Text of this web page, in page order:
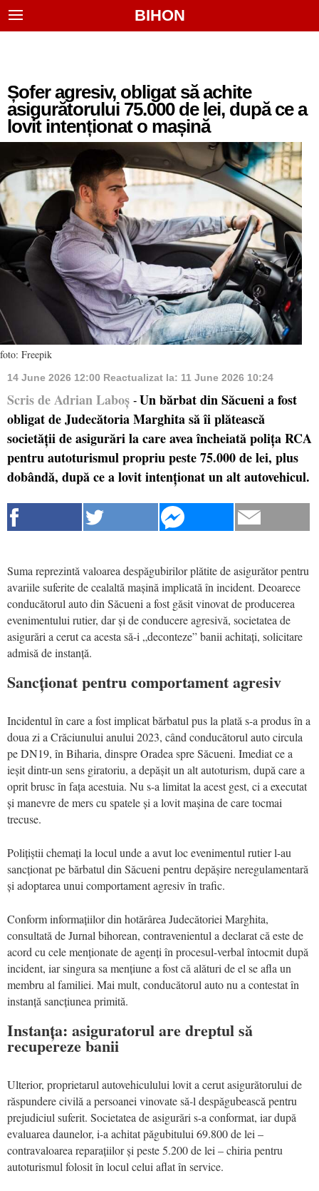
BIHON
Șofer agresiv, obligat să achite
asigurătorului 75.000 de lei, după ce a
lovit intenționat o mașină
foto: Freepik
14 June 2026 12:00 Reactualizat la: 11 June 2026 10:24
Scris de Adrian Laboș - Un bărbat din Săcueni a fost
obligat de Judecătoria Marghita să îi plătească
societății de asigurări la care avea încheiată polița RCA
pentru autoturismul propriu peste 75.000 de lei, plus
dobândă, după ce a lovit intenționat un alt autovehicul.
Suma reprezintă valoarea despăgubirilor plătite de asigurător pentru
avariile suferite de cealaltă mașină implicată în incident. Deoarece
conducătorul auto din Săcueni a fost găsit vinovat de producerea
evenimentului rutier, dar și de conducere agresivă, societatea de
asigurări a cerut ca acesta să-i „deconteze” banii achitați, solicitare
admisă de instanță.
Sancționat pentru comportament agresiv
Incidentul în care a fost implicat bărbatul pus la plată s-a produs în a
doua zi a Crăciunului anului 2023, când conducătorul auto circula
pe DN19, în Biharia, dinspre Oradea spre Săcueni. Imediat ce a
ieșit dintr-un sens giratoriu, a depășit un alt autoturism, după care a
oprit brusc în fața acestuia. Nu s-a limitat la acest gest, ci a executat
și manevre de mers cu spatele și a lovit mașina de care tocmai
trecuse.
Polițiștii chemați la locul unde a avut loc evenimentul rutier l-au
sancționat pe bărbatul din Săcueni pentru depășire neregulamentară
și adoptarea unui comportament agresiv în trafic.
Conform informațiilor din hotărârea Judecătoriei Marghita,
consultată de Jurnal bihorean, contravenientul a declarat că este de
acord cu cele menționate de agenți în procesul-verbal întocmit după
incident, iar singura sa mențiune a fost că alături de el se afla un
membru al familiei. Mai mult, conducătorul auto nu a contestat în
instanță sancțiunea primită.
Instanța: asiguratorul are dreptul să
recupereze banii
Ulterior, proprietarul autovehiculului lovit a cerut asigurătorului de
răspundere civilă a persoanei vinovate să-l despăgubească pentru
prejudiciul suferit. Societatea de asigurări s-a conformat, iar după
evaluarea daunelor, i-a achitat păgubitului 69.800 de lei –
contravaloarea reparațiilor și peste 5.200 de lei – chiria pentru
autoturismul folosit în locul celui aflat în service.